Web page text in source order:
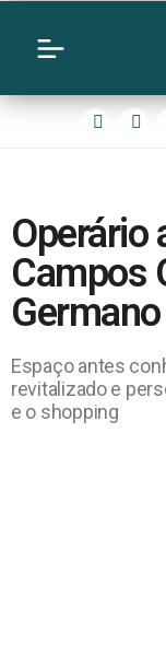
Operário
Campos
Espaço antes
revitalizado e
e o shopping